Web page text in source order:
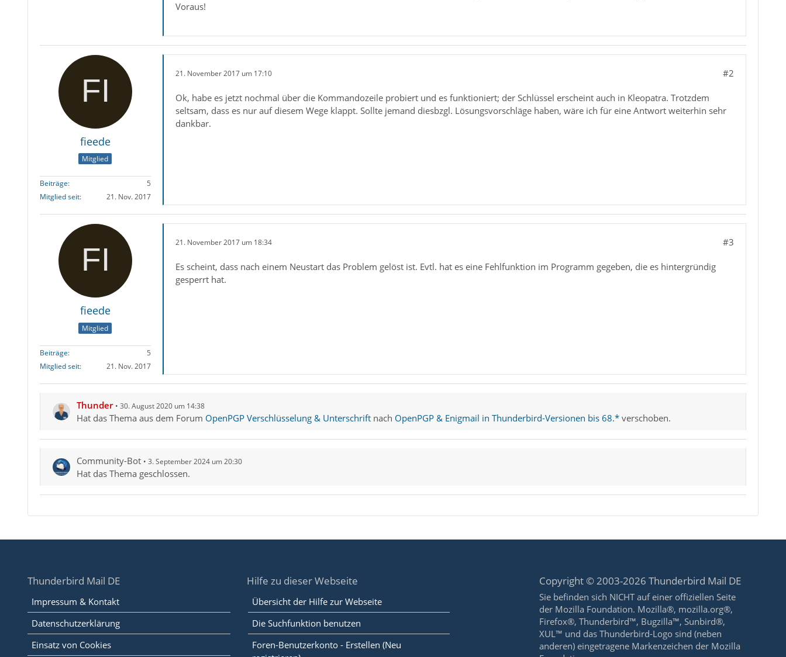
Voraus!
fieede
Mitglied
Beiträge
5
Mitglied seit
21. Nov. 2017
21. November 2017 um 17:10 #2
Ok, habe es jetzt nochmal über die Kommandozeile probiert und es funktioniert; der Schlüssel erscheint auch in Kleopatra. Trotzdem
seltsam, dass es nur auf diesem Wege klappt. Sollte jemand diesbzgl. Lösungsvorschläge haben, wäre ich für eine Antwort weiterhin sehr
dankbar.
fieede
Mitglied
Beiträge
5
Mitglied seit
21. Nov. 2017
21. November 2017 um 18:34 #3
Es scheint, dass nach einem Neustart das Problem gelöst ist. Evtl. hat es eine Fehlfunktion im Programm gegeben, die es hintergründig
gesperrt hat.
Thunder 30. August 2020 um 14:38
Hat das Thema aus dem Forum OpenPGP Verschlüsselung & Unterschriftnach OpenPGP & Enigmail in Thunderbird-Versionen bis 68.*verschoben.
Community-Bot 3. September 2024 um 20:30
Hat das Thema geschlossen.
Thunderbird Mail DE
Impressum & Kontakt
Datenschutzerklärung
Einsatz von Cookies
Hilfe zu dieser Webseite
Übersicht der Hilfe zur Webseite
Die Suchfunktion benutzen
Foren-Benutzerkonto - Erstellen (Neu
Copyright © 2003-2026 Thunderbird Mail DE
Sie befinden sich NICHT auf einer offiziellen Seite
der Mozilla Foundation. Mozilla®, mozilla.org®,
Firefox®, Thunderbird™, Bugzilla™, Sunbird®,
XUL™ und das Thunderbird-Logo sind (neben
anderen) eingetragene Markenzeichen der Mozilla